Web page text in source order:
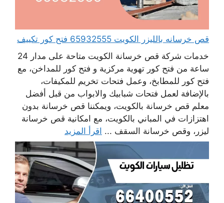
قص خرسانه بالليزر الكويت 65932555 فتح كور تكييف
خدمات شركة قص خرسانة الكويت متاحة على مدار 24
ساعة من فتح كور تهوية مركزية و فتح كور للمداخن، مع
فتح كور للمطابخ، وعمل فتحات تخريم للمكيفات،
بالإضافة لعمل فتحات شبابيك والابواب من قبل أفضل
معلم قص خرسانة بالكويت، ويمكننا قص خرسانة بدون
اهتزازات في المباني بالكويت، مع امكانية قص خرسانة
ليزر، وقص خرسانة السقف ... اقرأ المزيد